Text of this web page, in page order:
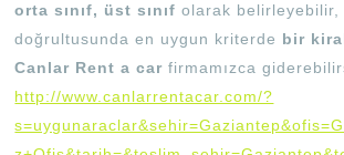
orta sınıf, üst sınıf olarak belirleyebilir,
doğrultusunda en uygun kriterde bir
Canlar Rent a car firmamızca
http://www.canlarrentacar.com/?